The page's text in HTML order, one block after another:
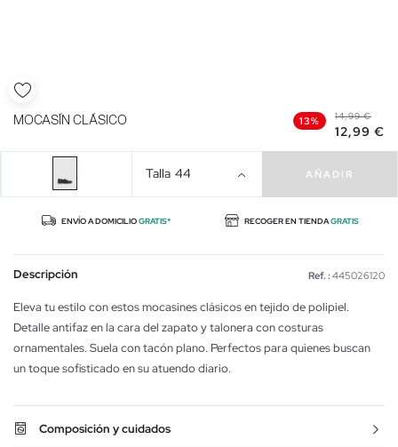
MOCASÍN CLÁSICO 13% 14,99 €
12,99 €
Talla 44 AÑADIR
ENVÍO A DOMICILIOGRATIS* RECOGER EN TIENDAGRATIS
Descripción Ref. : 445026120
Eleva tu estilo con estos mocasines clásicos en tejido de polipiel.
Detalle antifaz en la cara del zapato y talonera con costuras
ornamentales. Suela con tacón plano. Perfectos para quienes buscan
un toque sofisticado en su atuendo diario.
Composición y cuidados